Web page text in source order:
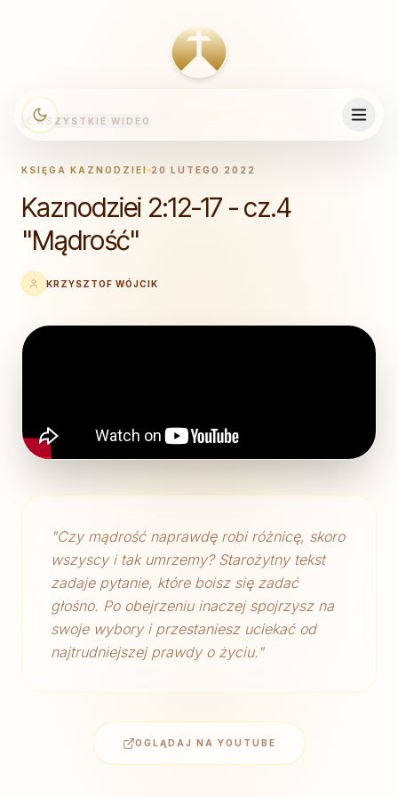
WSZYSTKIE WIDEO
KSIĘGA KAZNODZIEI 20 LUTEGO 2022
Kaznodziei 2:12-17 - cz.4
"Mądrość"
KRZYSZTOF WÓJCIK
"Czy mądrość naprawdę robi różnicę, skoro
wszyscy i tak umrzemy? Starożytny tekst
zadaje pytanie, które boisz się zadać
głośno. Po obejrzeniu inaczej spojrzysz na
swoje wybory i przestaniesz uciekać od
najtrudniejszej prawdy o życiu. "
OGLĄDAJ NA YOUTUBE